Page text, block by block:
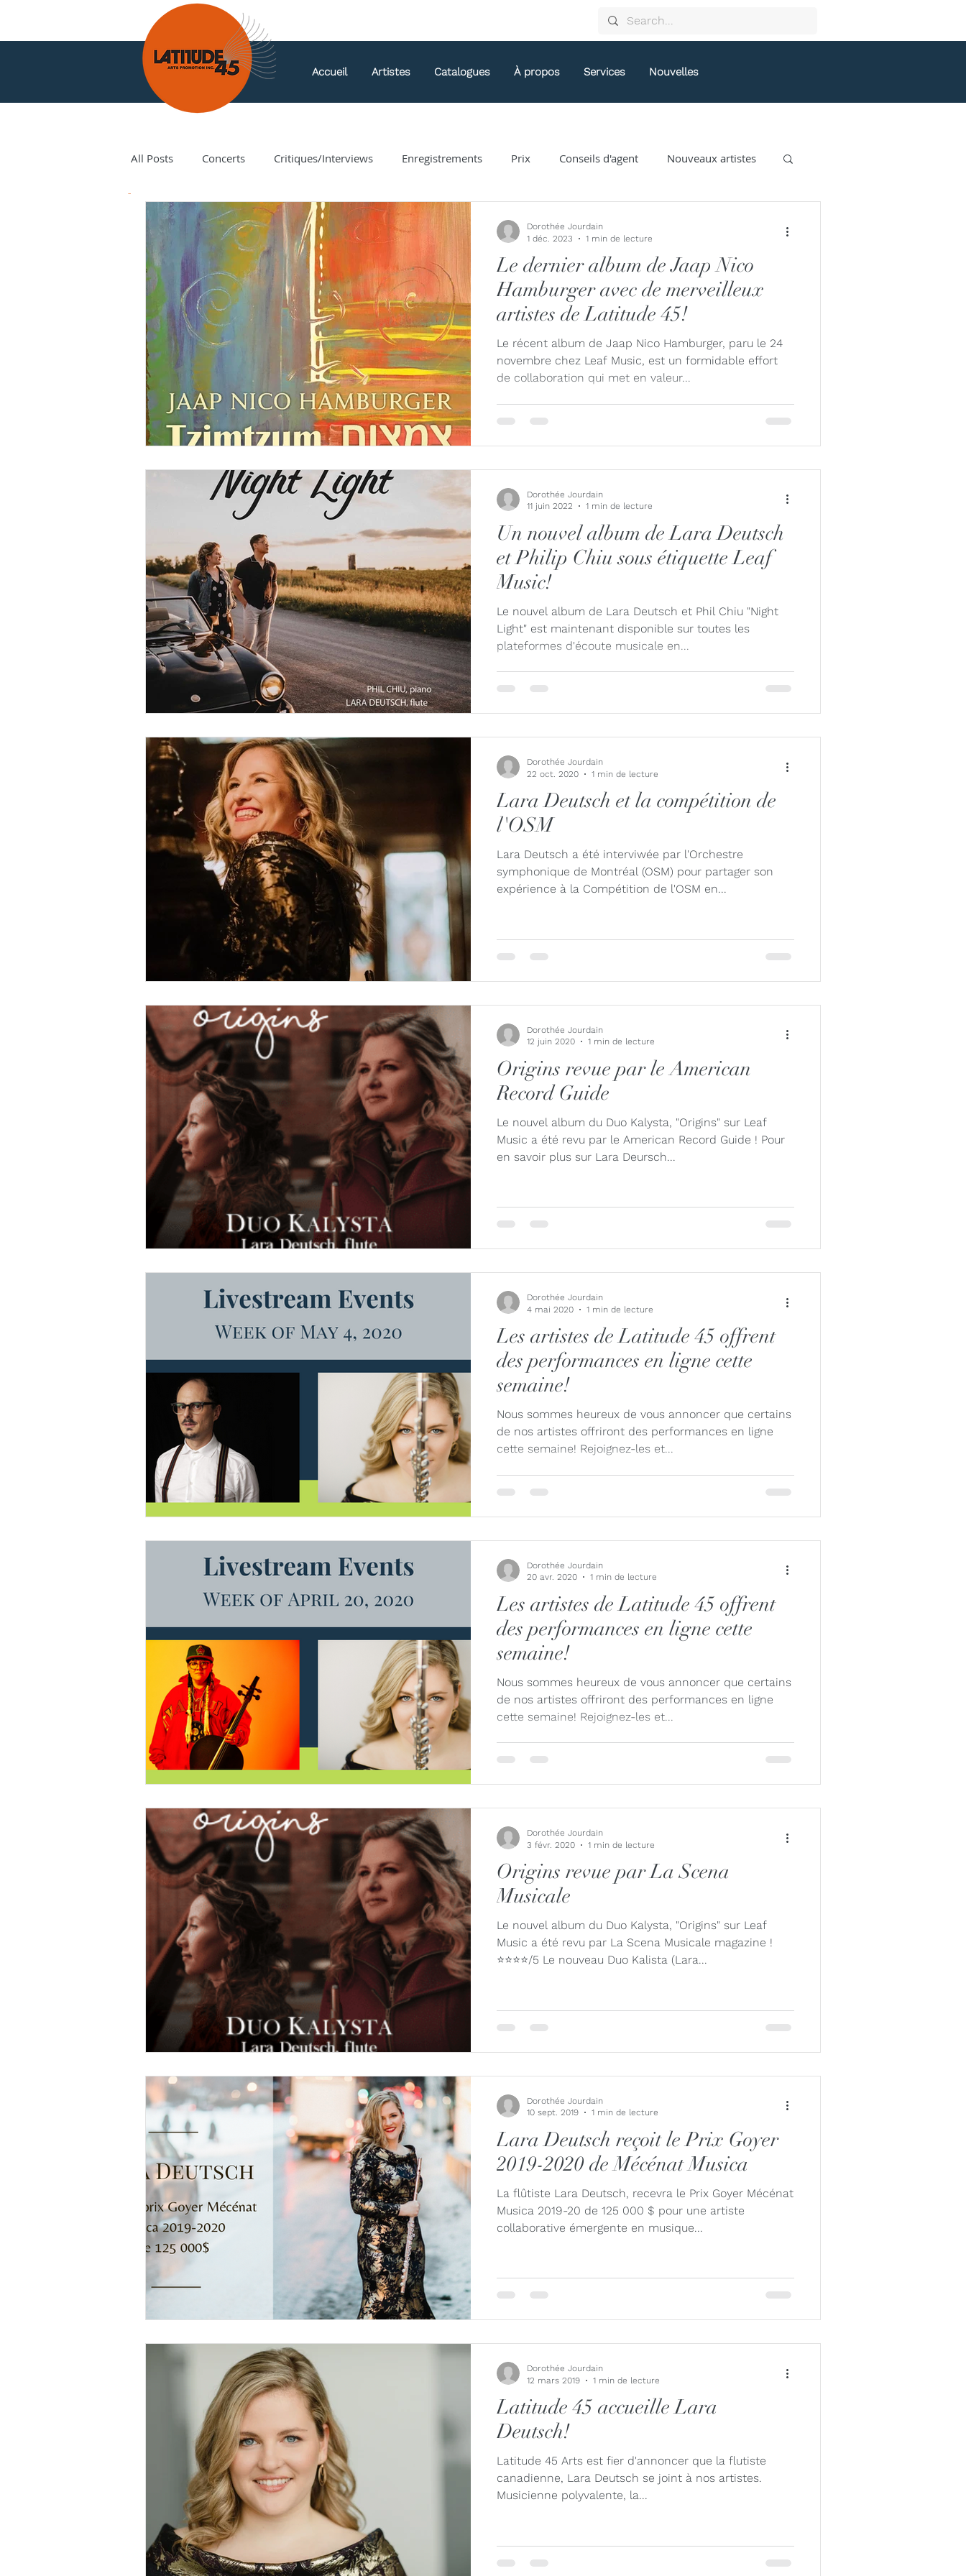
Accueil Artistes Catalogues À propos Services Nouvelles
All Posts Concerts Critiques/Interviews Enregistrements Prix Conseils d'agent Nouveaux artistes
Amir Amiri Andy Milne Arthur Arnold Bongani Ndodana-Breen
Corey Hamm Cori Ellison Eve Egoyan Forestare Gabriela Ortiz Guy Livingston Grafeneck
Hank Knox Infusion Baroque Jaap Nico Hamburger
Lara Deutsch Layale Chaker Louise Bessette Mark Fewer Marina Thibeault
Le dernier album de Jaap Nico
Hamburger avec de merveilleux
artistes de Latitude 45!
Le récent album de Jaap Nico Hamburger, paru le 24
novembre chez Leaf Music, est un formidable effort
de collaboration qui met en valeur...
Dorothée Jourdain
1 déc. 2023
1 min de lecture
Un nouvel album de Lara Deutsch
et Philip Chiu sous étiquette Leaf
Music!
Le nouvel album de Lara Deutsch et Phil Chiu "Night
Light" est maintenant disponible sur toutes les
plateformes d'écoute musicale en...
Dorothée Jourdain
11 juin 2022
1 min de lecture
Lara Deutsch et la compétition de
l'OSM
Lara Deutsch a été interviwée par l'Orchestre
symphonique de Montréal (OSM) pour partager son
expérience à la Compétition de l'OSM en...
Dorothée Jourdain
22 oct. 2020
1 min de lecture
Origins revue par le American
Record Guide
Le nouvel album du Duo Kalysta, "Origins" sur Leaf
Music a été revu par le American Record Guide ! Pour
en savoir plus sur Lara Deursch...
Dorothée Jourdain
12 juin 2020
1 min de lecture
Les artistes de Latitude 45 offrent
des performances en ligne cette
semaine!
Nous sommes heureux de vous annoncer que certains
de nos artistes offriront des performances en ligne
cette semaine! Rejoignez-les et...
Dorothée Jourdain
4 mai 2020
1 min de lecture
Les artistes de Latitude 45 offrent
des performances en ligne cette
semaine!
Nous sommes heureux de vous annoncer que certains
de nos artistes offriront des performances en ligne
cette semaine! Rejoignez-les et...
Dorothée Jourdain
20 avr. 2020
1 min de lecture
Origins revue par La Scena
Musicale
Le nouvel album du Duo Kalysta, "Origins" sur Leaf
Music a été revu par La Scena Musicale magazine !
⭐⭐⭐⭐/5 Le nouveau Duo Kalista (Lara...
Dorothée Jourdain
3 févr. 2020
1 min de lecture
Lara Deutsch reçoit le Prix Goyer
2019-2020 de Mécénat Musica
La flûtiste Lara Deutsch, recevra le Prix Goyer Mécénat
Musica 2019-20 de 125 000 $ pour une artiste
collaborative émergente en musique...
Dorothée Jourdain
10 sept. 2019
1 min de lecture
Latitude 45 accueille Lara
Deutsch!
Latitude 45 Arts est fier d'annoncer que la flutiste
canadienne, Lara Deutsch se joint à nos artistes.
Musicienne polyvalente, la...
Dorothée Jourdain
12 mars 2019
1 min de lecture